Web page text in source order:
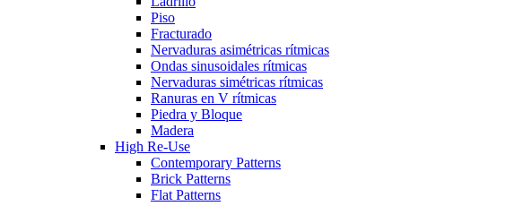
Piso
Fracturado
Nervaduras asimétricas rítmicas
Ondas sinusoidales rítmicas
Nervaduras simétricas rítmicas
Ranuras en V rítmicas
Piedra y Bloque
Madera
High Re-Use
Contemporary Patterns
Brick Patterns
Flat Patterns